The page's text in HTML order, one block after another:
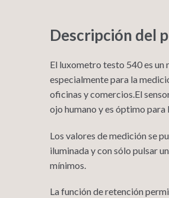
Descripción del
El luxometro testo 540 es
especialmente para la
oficinas y comercios.El
ojo humano y es óptimo
Los valores de medición se
iluminada y con sólo pulsar
mínimos.
La función de retención